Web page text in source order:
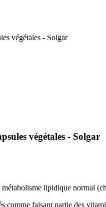
végétales - Solgar
végétales - Solgar
lipidique normal
comme faisant partie des